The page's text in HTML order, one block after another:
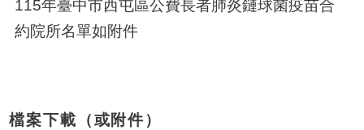
115年臺中市西屯區公費長者肺炎鏈球菌疫苗合
約院所名單如附件
檔案下載（或附件）